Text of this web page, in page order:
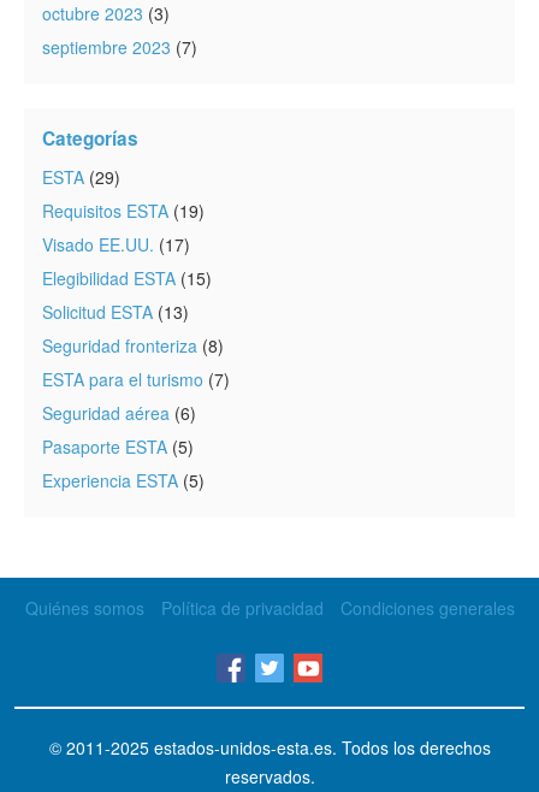
octubre 2023 (3)
septiembre 2023 (7)
Categorías
ESTA (29)
Requisitos ESTA (19)
Visado EE.UU. (17)
Elegibilidad ESTA (15)
Solicitud ESTA (13)
Seguridad fronteriza (8)
ESTA para el turismo (7)
Seguridad aérea (6)
Pasaporte ESTA (5)
Experiencia ESTA (5)
Quiénes somos Política de privacidad Condiciones generales
© 2011-2025 estados-unidos-esta.es. Todos los derechos
reservados.